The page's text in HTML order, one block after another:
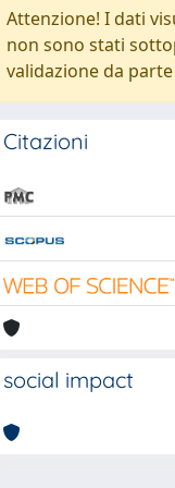
Attenzione! I dati
non sono stati
validazione da
Citazioni
social impact